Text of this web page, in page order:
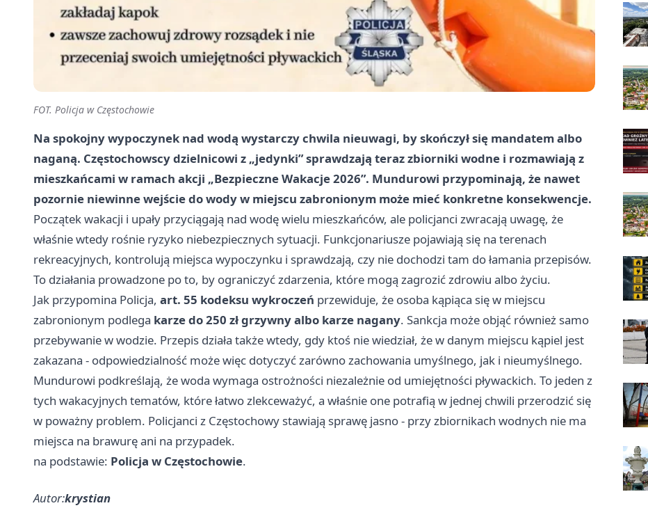
FOT. Policja w Częstochowie
Na spokojny wypoczynek nad wodą wystarczy chwila nieuwagi, by skończył się mandatem albo
naganą. Częstochowscy dzielnicowi z „jedynki” sprawdzają teraz zbiorniki wodne i rozmawiają z
mieszkańcami w ramach akcji „Bezpieczne Wakacje 2026”. Mundurowi przypominają, że nawet
pozornie niewinne wejście do wody w miejscu zabronionym może mieć konkretne konsekwencje.
Początek wakacji i upały przyciągają nad wodę wielu mieszkańców, ale policjanci zwracają uwagę, że
właśnie wtedy rośnie ryzyko niebezpiecznych sytuacji. Funkcjonariusze pojawiają się na terenach
rekreacyjnych, kontrolują miejsca wypoczynku i sprawdzają, czy nie dochodzi tam do łamania przepisów.
To działania prowadzone po to, by ograniczyć zdarzenia, które mogą zagrozić zdrowiu albo życiu.
Jak przypomina Policja, art. 55 kodeksu wykroczeń przewiduje, że osoba kąpiąca się w miejscu
zabronionym podlega karze do 250 zł grzywny albo karze nagany. Sankcja może objąć również samo
przebywanie w wodzie. Przepis działa także wtedy, gdy ktoś nie wiedział, że w danym miejscu kąpiel jest
zakazana - odpowiedzialność może więc dotyczyć zarówno zachowania umyślnego, jak i nieumyślnego.
Mundurowi podkreślają, że woda wymaga ostrożności niezależnie od umiejętności pływackich. To jeden z
tych wakacyjnych tematów, które łatwo zlekceważyć, a właśnie one potrafią w jednej chwili przerodzić się
w poważny problem. Policjanci z Częstochowy stawiają sprawę jasno - przy zbiornikach wodnych nie ma
miejsca na brawurę ani na przypadek.
na podstawie: Policja w Częstochowie.
Autor:krystian